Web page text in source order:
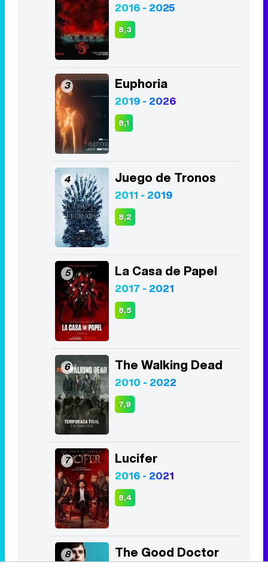
3
2019 - 2026
8,1
4 Juego de Tronos
2011 - 2019
8,2
5 La Casa de Papel
2017 - 2021
8,5
6 The Walking Dead
2010 - 2022
7,9
7 Lucifer
2016 - 2021
8,4
8 The Good Doctor
2017 - 2024
8,4
9 Los Bridgerton